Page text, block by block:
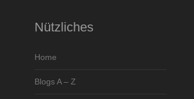
Nützliches
Home
Blogs A – Z